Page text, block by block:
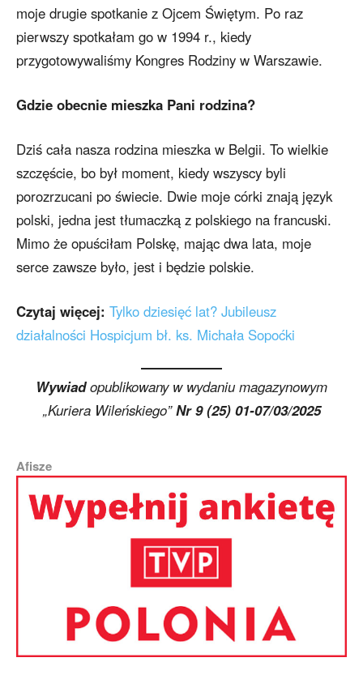
moje drugie spotkanie z Ojcem Świętym. Po raz
pierwszy spotkałam go w 1994 r., kiedy
przygotowywaliśmy Kongres Rodziny w Warszawie.
Gdzie obecnie mieszka Pani rodzina?
Dziś cała nasza rodzina mieszka w Belgii. To wielkie
szczęście, bo był moment, kiedy wszyscy byli
porozrzucani po świecie. Dwie moje córki znają język
polski, jedna jest tłumaczką z polskiego na francuski.
Mimo że opuściłam Polskę, mając dwa lata, moje
serce zawsze było, jest i będzie polskie.
Czytaj więcej: Tylko dziesięć lat? Jubileusz
działalności Hospicjum bł. ks. Michała Sopoćki
Wywiadopublikowany w wydaniu magazynowym
„Kuriera Wileńskiego”Nr 9 (25) 01-07/03/2025
Afisze